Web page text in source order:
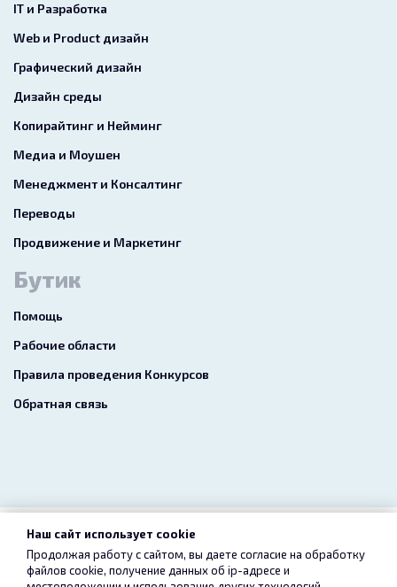
IT и Разработка
Web и Product дизайн
Графический дизайн
Дизайн среды
Копирайтинг и Нейминг
Медиа и Моушен
Менеджмент и Консалтинг
Переводы
Продвижение и Маркетинг
Бутик
Помощь
Рабочие области
Правила проведения Конкурсов
Обратная связь
2026 freelance.boutique
Пользовательское соглашение Конфиденциальность
Наш сайт использует cookie
Продолжая работу с сайтом, вы даете согласие на обработку
файлов cookie, получение данных об ip-адресе и